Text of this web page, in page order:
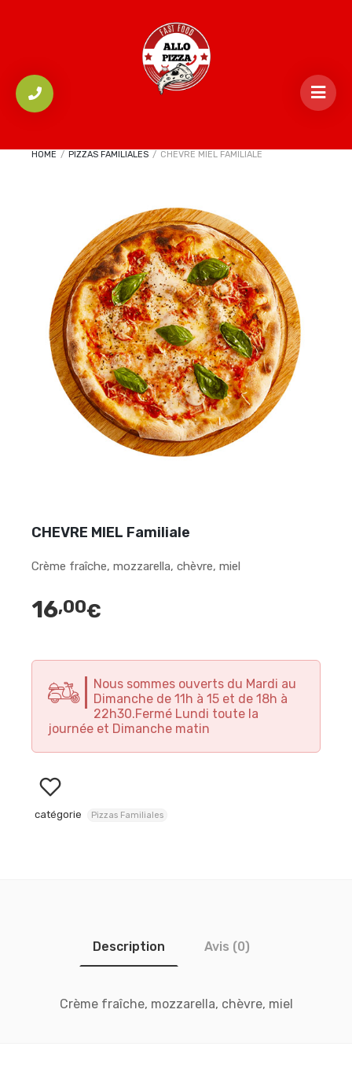
HOME / PIZZAS FAMILIALES / CHEVRE MIEL FAMILIALE
CHEVRE MIEL Familiale
Crème fraîche, mozzarella, chèvre, miel
16,00€
Nous sommes ouverts du Mardi au
Dimanche de 11h à 15 et de 18h à
22h30.Fermé Lundi toute la
journée et Dimanche matin
catégorie Pizzas Familiales
Description Avis (0)
Crème fraîche, mozzarella, chèvre, miel